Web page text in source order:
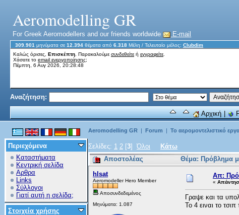
Aeromodelling GR
For Greek Aeromodellers and our friends worldwide E-mail
309.901 μηνύματα σε 12.394 θέματα από 6.318 Μέλη / Τελευταίο μέλος: Clubdim
Καλώς όρισες, Επισκέπτη . Παρακαλούμε συνδεθείτε ή εγγραφείτε
Χάσατε το email ενεργοποίησης;
Πέμπτη, 6 Αυγ 2026, 20:28:48
Αναζήτηση:
Αρχική|
Περιεχόμενα
Καταστήματα
Κεντρική σελίδα
Αρθρα
Links
Σύλλογοι
Γιατί αυτή η σελίδα;
Στοιχεία χρήσης
Aeromodelling GR | Forum | Το αερομοντελιστικό
Σελίδες: 1 2 [3]Όλοι Κάτω
Αποστολέας
Θέμα: Πρόβλημα
hlsat
Aeromodeller Hero Member
Αποσυνδεδεμένος
Μηνύματα: 1.087
Απ:
«
Γραψε και τα
Το 4 ειναι το τσιπ